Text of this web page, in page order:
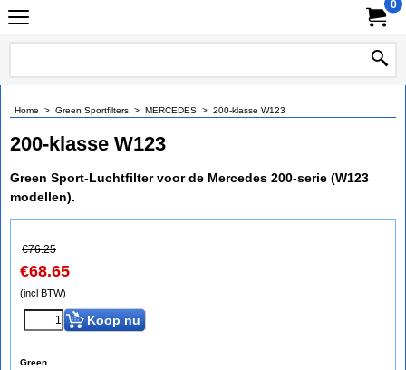
0
Home > Green Sportfilters > MERCEDES > 200-klasse W123
200-klasse W123
Green Sport-Luchtfilter voor de Mercedes 200-serie (W123
modellen).
€76.25
€68.65
(incl BTW)
Koop nu
Green